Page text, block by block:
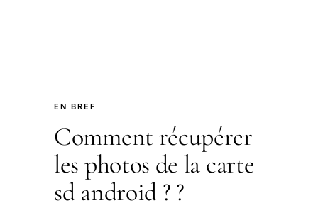
EN BREF
Comment récupérer
les photos de la carte
sd android ? ?